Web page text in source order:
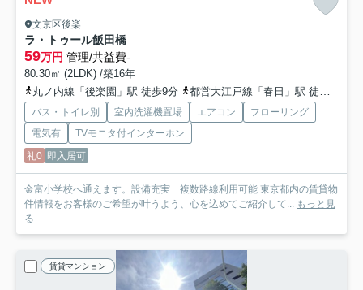
文京区後楽
ラ・トゥール飯田橋
59万円 管理/共益費-
80.30㎡ (2LDK) /築16年
丸ノ内線「後楽園」駅 徒歩9分
都営大江戸線「春日」駅 徒歩15分
バス・トイレ別 室内洗濯機置場 エアコン
フローリング
電気有
TVモニタ付インターホン
礼0 即入居可
金富小学校へ通えます。設備充実 複数路線利用可能 東京都内の賃貸物
件情報をお客様のご希望が叶うよう、心を込めてご紹介して... もっと見
る
賃貸マンション